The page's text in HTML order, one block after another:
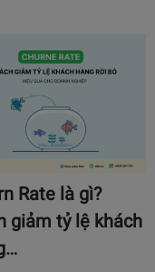
Rate là gì?
giảm tỷ lệ khách